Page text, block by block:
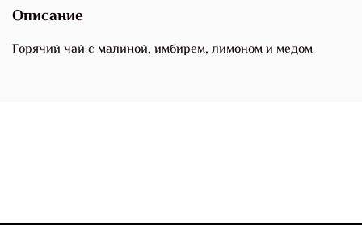
Описание
Горячий чай с малиной, имбирем, лимоном и медом